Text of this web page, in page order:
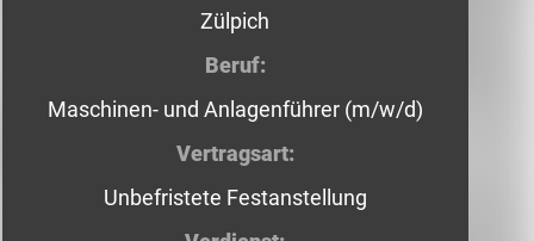
Zülpich
Beruf:
Maschinen- und Anlagenführer (m/w/d)
Vertragsart:
Unbefristete Festanstellung